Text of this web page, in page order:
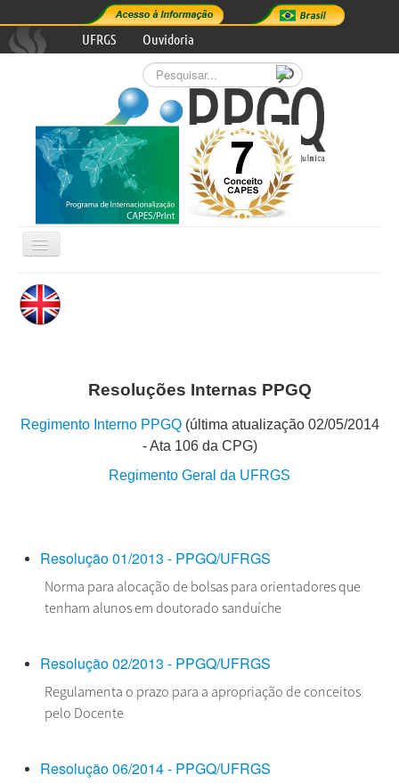
Alternar
Navegação

INSTITUCIONAL
DISCIPLINAS
INTERNACIONALIZAÇÃO
Pesquisar...
UFRGS Ouvidoria
Resoluções Internas PPGQ
Regimento Interno PPGQ(última atualização 02/05/2014
- Ata 106 da CPG)
Regimento Geral da UFRGS
Resolução 01/2013 - PPGQ/UFRGS
Norma para alocação de bolsas para orientadores que
tenham alunos em doutorado sanduíche
Resolução 02/2013 - PPGQ/UFRGS
Regulamenta o prazo para a apropriação de conceitos
pelo Docente
Resolução 06/2014 - PPGQ/UFRGS